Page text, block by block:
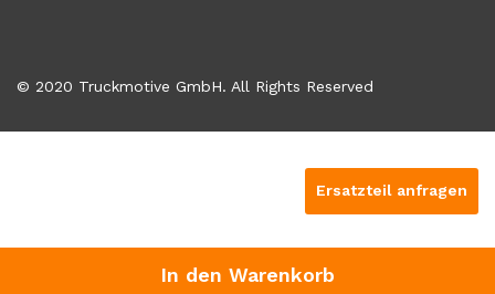
In den Warenkorb
© 2020 Truckmotive GmbH. All Rights Reserved
Ersatzteil anfragen